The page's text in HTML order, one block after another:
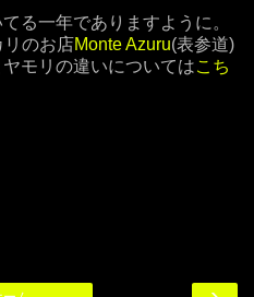
る一年でありますように。
リのお店Monte Azuru(表参道)
モリの違いについてはこち